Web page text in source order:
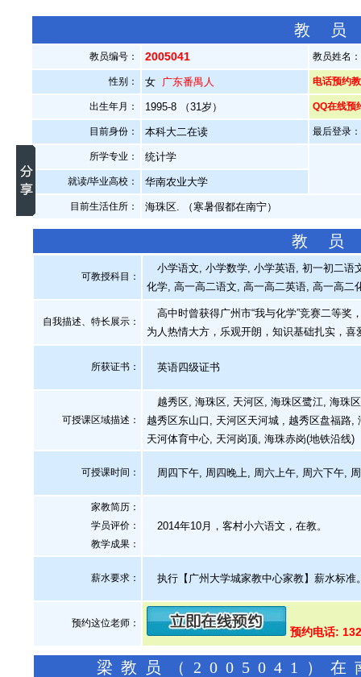
教
教员编号： 2005041 教员姓名
性别： 女 广东番禺人 电话预约
出生年月： 1995-8 （31岁） QQ在线预
目前身份： 本科大二在读 最后登录
所学专业： 统计学
就读/毕业高校： 华南农业大学
目前生活住所： 海珠区. （寒暑假都在南宁）
教 员
可教授科目：
小学语文, 小学数学, 小学英语, 初一初二语
化学, 高一高二语文, 高一高二英语, 高一高二
自我描述、特长展示 ：
高中时曾获得广州市“我与化学”竞赛二等奖
为人热情大方，乐观开朗，知识基础扎实，
所获证书 ： 英语四级证书
可授课区域描述：
越秀区, 海珠区, 天河区, 海珠区鹭江, 海珠
越秀区东山口, 天河区天河城 , 越秀区盘福路
天河体育中心, 天河岗顶, 海珠赤岗(地铁沿线)
可授课时间： 周四下午, 周四晚上, 周六上午, 周六下午,
家教简历：
学员评价：
教学成果：
2014年10月，客村小六语文，在教。
薪水要求： 执行【广州大学城家教中心家教】薪水标准
预约这位老师：
预约电话:
梁教员（2005041）在